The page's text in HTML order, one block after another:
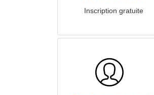
Inscription gratuite